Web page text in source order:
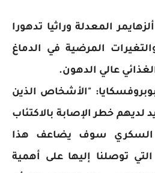
المعدلة وراثيا تدهورا
المرضية في الدماغ
عالي الدهون.
"الأشخاص الذين
لديهم خطر الإصابة بالاكتئاب
ومرض السكري سوف يضاعف هذا
التي توصلنا إليها على أهمية